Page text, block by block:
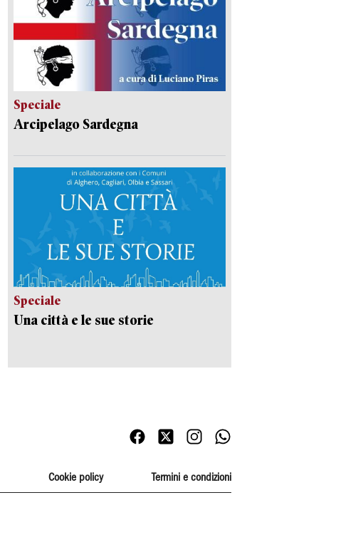
Speciale
Arcipelago Sardegna
Speciale
Una città e le sue storie
Cookie policy Termini e condizioni